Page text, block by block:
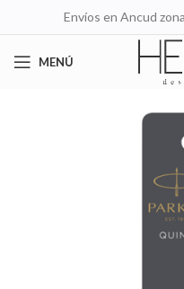
Envíos en Ancud
MENÚ